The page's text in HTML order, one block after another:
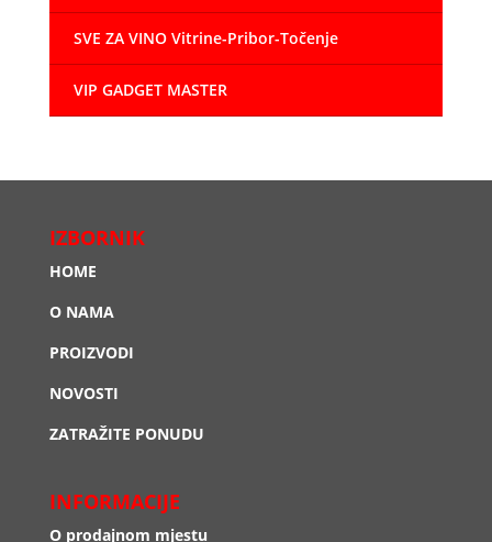
SVE ZA VINO Vitrine-Pribor-Točenje
VIP GADGET MASTER
IZBORNIK
HOME
O NAMA
PROIZVODI
NOVOSTI
ZATRAŽITE PONUDU
INFORMACIJE
O prodajnom mjestu